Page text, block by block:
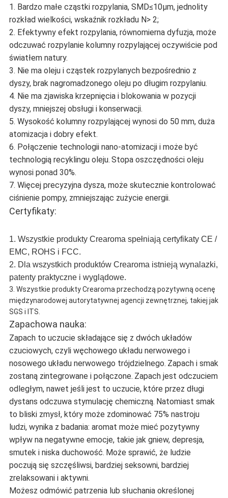
1. Bardzo małe cząstki rozpylania, SMD≤10µm, jednolity
rozkład wielkości, wskaźnik rozkładu N> 2;
2. Efektywny efekt rozpylania, równomierna dyfuzja, może
odczuwać rozpylanie kolumny rozpylającej oczywiście pod
światłem natury.
3. Nie ma oleju i cząstek rozpylanych bezpośrednio z
dyszy, brak nagromadzonego oleju po długim rozpylaniu.
4. Nie ma zjawiska krzepnięcia i blokowania w pozycji
dyszy, mniejszej obsługi i konserwacji.
5. Wysokość kolumny rozpylającej wynosi do 50 mm, duża
atomizacja i dobry efekt.
6. Połączenie technologii nano-atomizacji i może być
technologią recyklingu oleju. Stopa oszczędności oleju
wynosi ponad 30%.
7. Więcej precyzyjna dysza, może skutecznie kontrolować
ciśnienie pompy, zmniejszając zużycie energii.
Certyfikaty:
1. Wszystkie produkty Crearoma spełniają certyfikaty CE /
EMC, ROHS i FCC.
2. Dla wszystkich produktów Crearoma istnieją wynalazki,
patenty praktyczne i wyglądowe.
3. Wszystkie produkty Crearoma przechodzą pozytywną ocenę
międzynarodowej autorytatywnej agencji zewnętrznej, takiej jak
SGS i ITS.
Zapachowa nauka:
Zapach to uczucie składające się z dwóch układów
czuciowych, czyli węchowego układu nerwowego i
nosowego układu nerwowego trójdzielnego. Zapach i smak
zostaną zintegrowane i połączone. Zapach jest odczuciem
odległym, nawet jeśli jest to uczucie, które przez długi
dystans odczuwa stymulację chemiczną. Natomiast smak
to bliski zmysł, który może zdominować 75% nastroju
ludzi, wynika z badania: aromat może mieć pozytywny
wpływ na negatywne emocje, takie jak gniew, depresja,
smutek i niska duchowość. Może sprawić, że ludzie
poczują się szczęśliwsi, bardziej seksowni, bardziej
zrelaksowani i aktywni.
Możesz odmówić patrzenia lub słuchania określonej